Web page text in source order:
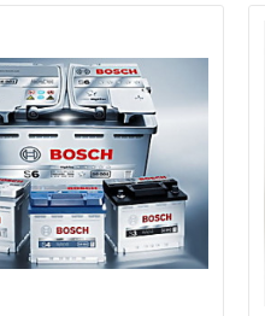
связи - пишите,
Написать в Viber